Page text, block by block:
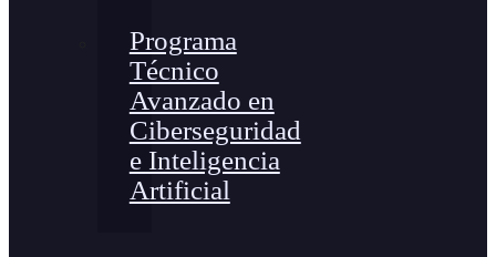
Programa
Técnico
Avanzado en
Ciberseguridad
e Inteligencia
Artificial